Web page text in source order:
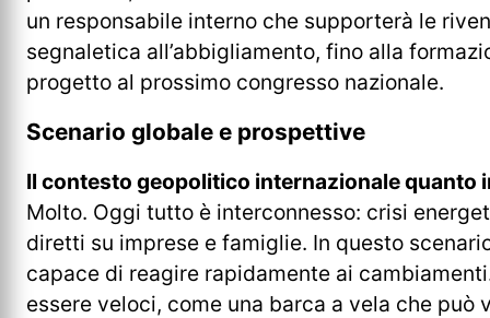
un responsabile interno che supporterà le
segnaletica all’abbigliamento, fino alla
progetto al prossimo congresso nazionale.
Scenario globale e prospettive
Il contesto geopolitico internazionale quanto
Molto. Oggi tutto è interconnesso: crisi
diretti su imprese e famiglie. In questo
capace di reagire rapidamente ai
essere veloci, come una barca a vela che può